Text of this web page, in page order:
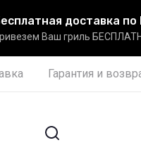
доставка
Ваш гриль
Гарантия и